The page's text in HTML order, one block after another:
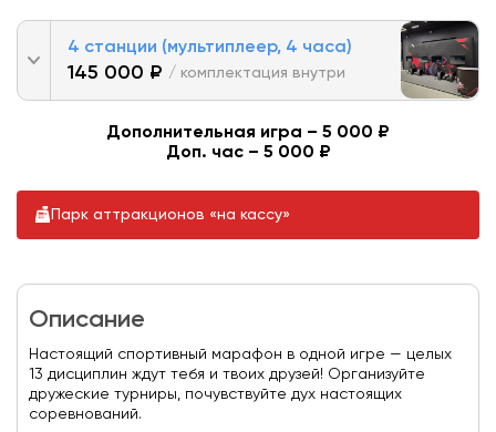
4 станции (мультиплеер, 4 часа)
145 000 ₽ / комплектация внутри
Дополнительная игра – 5 000 ₽
Доп. час – 5 000 ₽
Парк аттракционов «на кассу»
Описание
Настоящий спортивный марафон в одной игре — целых
13 дисциплин ждут тебя и твоих друзей! Организуйте
дружеские турниры, почувствуйте дух настоящих
соревнований.